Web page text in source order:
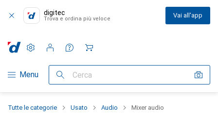
digitec
Trova e ordina più veloce Vai all'app
Categoria Navigazione
Menu Cerca
Impostazioni
Conto cliente
Liste di confronto
Liste dei desideri
Carrello
Tutte le categorie Usato Audio Mixer audio